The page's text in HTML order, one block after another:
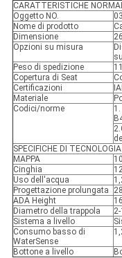
CARATTERISTICHE
Oggetto NO.
Nome di prodotto
Dimensione
Opzioni su misura
Peso di spedizione
Copertura di Seat
Certificazioni
Materiale
Codici/norme
SPECIFICHE DI TECNOLOGIA
MAPPA
Cinghia
Uso dell'acqua
Progettazione prolungata
ADA Height
Diametro della trappola
Sistema a livello
Consumo basso di
WaterSense
Bottone a livello